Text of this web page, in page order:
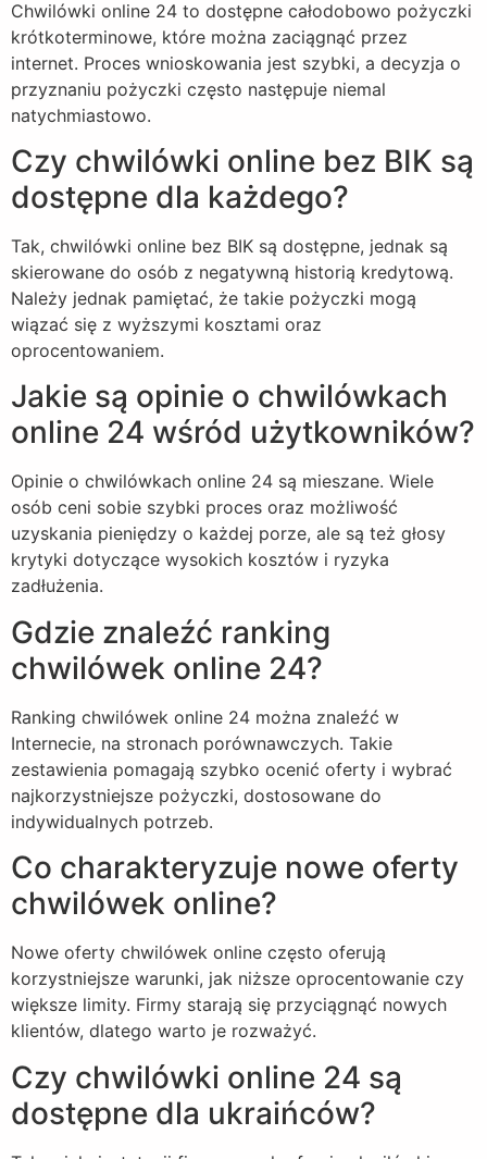
Chwilówki online 24 to dostępne całodobowo pożyczki
krótkoterminowe, które można zaciągnąć przez
internet. Proces wnioskowania jest szybki, a decyzja o
przyznaniu pożyczki często następuje niemal
natychmiastowo.
Czy chwilówki online bez BIK są
dostępne dla każdego?
Tak, chwilówki online bez BIK są dostępne, jednak są
skierowane do osób z negatywną historią kredytową.
Należy jednak pamiętać, że takie pożyczki mogą
wiązać się z wyższymi kosztami oraz
oprocentowaniem.
Jakie są opinie o chwilówkach
online 24 wśród użytkowników?
Opinie o chwilówkach online 24 są mieszane. Wiele
osób ceni sobie szybki proces oraz możliwość
uzyskania pieniędzy o każdej porze, ale są też głosy
krytyki dotyczące wysokich kosztów i ryzyka
zadłużenia.
Gdzie znaleźć ranking
chwilówek online 24?
Ranking chwilówek online 24 można znaleźć w
Internecie, na stronach porównawczych. Takie
zestawienia pomagają szybko ocenić oferty i wybrać
najkorzystniejsze pożyczki, dostosowane do
indywidualnych potrzeb.
Co charakteryzuje nowe oferty
chwilówek online?
Nowe oferty chwilówek online często oferują
korzystniejsze warunki, jak niższe oprocentowanie czy
większe limity. Firmy starają się przyciągnąć nowych
klientów, dlatego warto je rozważyć.
Czy chwilówki online 24 są
dostępne dla ukraińców?